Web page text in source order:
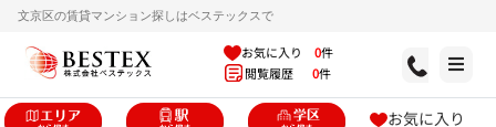
文京区の賃貸マンション探しはベステックスで
お気に入り 0件
閲覧履歴 0件
お気に入り